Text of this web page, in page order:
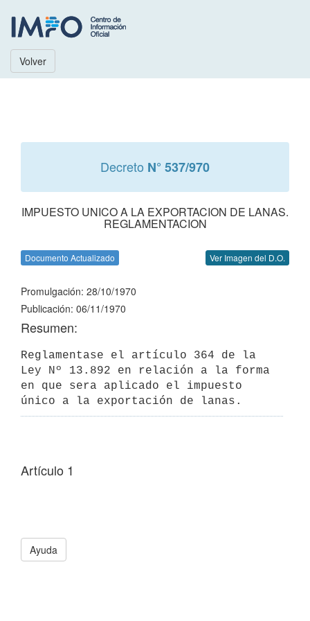
Volver
Decreto N° 537/970
IMPUESTO UNICO A LA EXPORTACION DE LANAS.
REGLAMENTACION
Documento Actualizado Ver Imagen del D.O.
Promulgación: 28/10/1970
Publicación: 06/11/1970
Resumen:
Reglamentase el artículo 364 de la
Ley Nº 13.892 en relación a la forma
en que sera aplicado el impuesto
único a la exportación de lanas.
Artículo 1
Ayuda